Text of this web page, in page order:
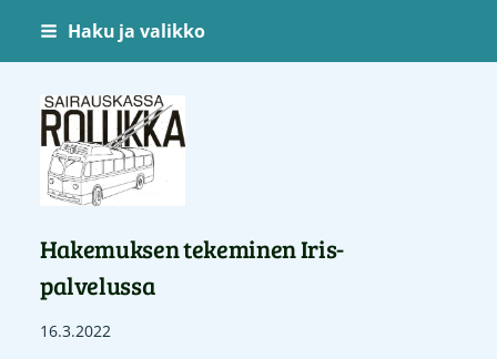
Siirry
Haku ja valikko
Sairauskassa Rollikka
Hakemuksen tekeminen Iris-
palvelussa
16.3.2022